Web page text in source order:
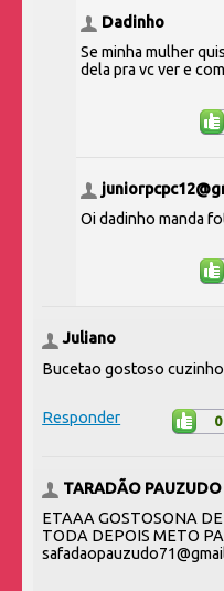
Dadinho
Se minha mulher
dela pra vc ver e
Oi dadinho manda
Juliano
Bucetao gostoso
Responder 0
TARADÃO PAUZUDO
ETAAA GOSTOSONA
TODA DEPOIS METO